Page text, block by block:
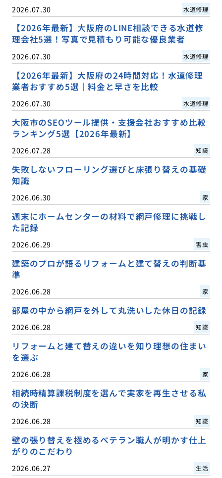
2026.07.30 水道修理
【2026年最新】大阪府のLINE相談できる水道修
理会社5選！写真で見積もり可能な優良業者
2026.07.30 水道修理
【2026年最新】大阪府の24時間対応！水道修理
業者おすすめ5選｜料金と早さを比較
2026.07.30 水道修理
大阪市のSEOツール提供・支援会社おすすめ比較
ランキング5選【2026年最新】
2026.07.28 知識
失敗しないフローリング選びと床張り替えの基礎
知識
2026.06.30 家
週末にホームセンターの材料で網戸修理に挑戦し
た記録
2026.06.29 害虫
建築のプロが語るリフォームと建て替えの判断基
準
2026.06.28 家
部屋の中から網戸を外して丸洗いした休日の記録
2026.06.28 知識
リフォームと建て替えの違いを知り理想の住まい
を選ぶ
2026.06.28 家
相続時精算課税制度を選んで実家を再生させる私
の決断
2026.06.28 知識
壁の張り替えを極めるベテラン職人が明かす仕上
がりのこだわり
2026.06.27 生活